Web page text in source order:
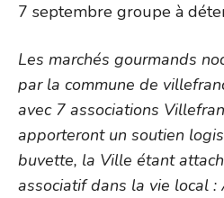
7 septembre groupe à
Les marchés gourmands
par la commune de
avec 7 associations
apporteront un soutien
buvette, la Ville étant
associatif dans la vie local :